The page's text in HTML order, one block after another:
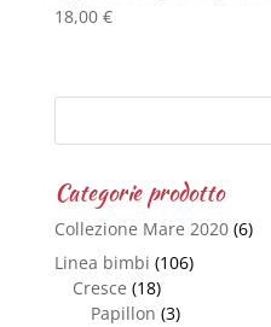
18,00 €
Categorie prodotto
Collezione Mare 2020 (6)
Linea bimbi (106)
Cresce (18)
Papillon (3)